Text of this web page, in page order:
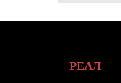
РЕАЛ